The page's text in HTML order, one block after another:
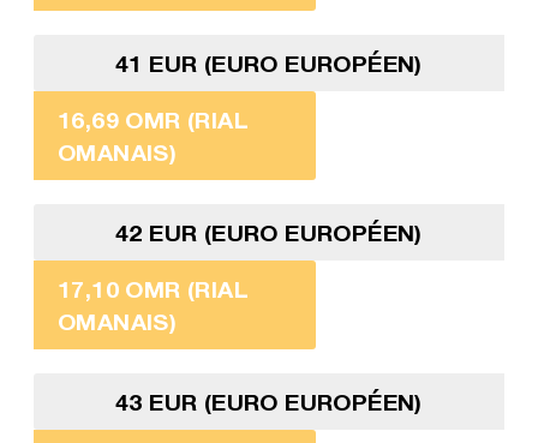
41 EUR (EURO EUROPÉEN)
16,69 OMR (RIAL
OMANAIS)
42 EUR (EURO EUROPÉEN)
17,10 OMR (RIAL
OMANAIS)
43 EUR (EURO EUROPÉEN)